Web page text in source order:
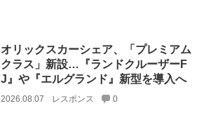
オリックスカーシェア、「プレミアム
クラス」新設…『ランドクルーザーF
J』や『エルグランド』新型を導入へ
2026.08.07 レスポンス 0